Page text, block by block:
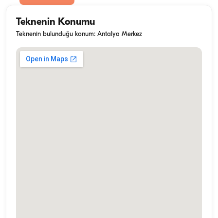
Teknenin Konumu
Teknenin bulunduğu konum: Antalya Merkez